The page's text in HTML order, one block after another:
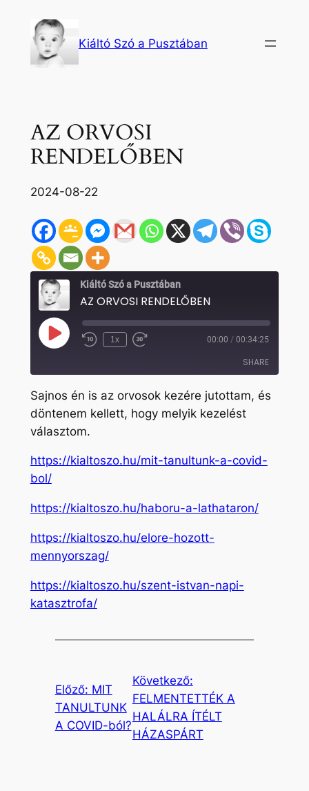
tartalomhoz
Kiáltó Szó a Pusztában
AZ ORVOSI
RENDELŐBEN
2024-08-22
Kiáltó Szó a Pusztában
AZ ORVOSI RENDELŐBEN
Play
Episode Rewind
1x
Fast
seconds
00:00 / 00:34:25
SHARE
SHARE
LINK
EMBED
Sajnos én is az orvosok kezére jutottam, és
döntenem kellett, hogy melyik kezelést
választom.
https://kialtoszo.hu/mit-tanultunk-a-covid-
bol/
https://kialtoszo.hu/haboru-a-lathataron/
https://kialtoszo.hu/elore-hozott-
mennyorszag/
https://kialtoszo.hu/szent-istvan-napi-
katasztrofa/
Előző: MIT
TANULTUNK
A COVID-ból?
Következő:
FELMENTETTÉK A
HALÁLRA ÍTÉLT
HÁZASPÁRT